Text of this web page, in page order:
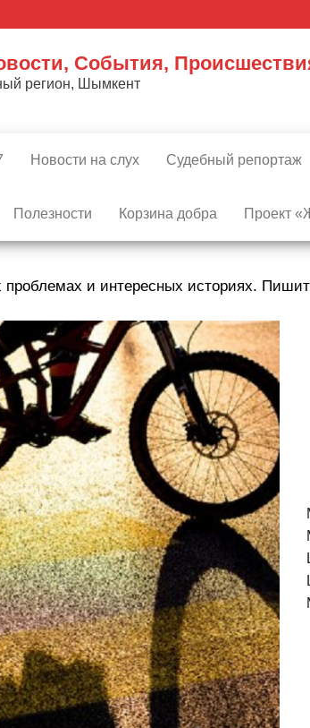
События,
регион, Шымкент
Новости на слух Судебный репортаж
Полезности Корзина добра Проект
и интересных историях.